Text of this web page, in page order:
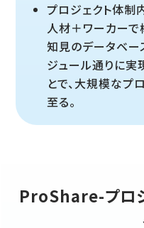
プロジェクト体制
人材＋ワーカーで
知見のデータベー
ジュール通りに実
とで、大規模なプ
至る。
ProShare-プロ